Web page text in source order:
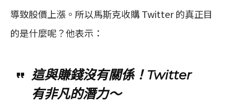
導致股價上漲。所以馬斯克收購 Twitter 的真正目
的是什麼呢？他表示：
這與賺錢沒有關係！Twitter
有非凡的潛力～